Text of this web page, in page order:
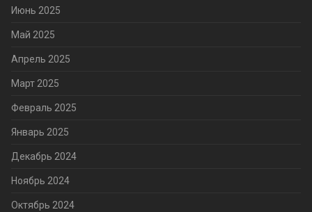
Июнь 2025
Май 2025
Апрель 2025
Март 2025
Февраль 2025
Январь 2025
Декабрь 2024
Ноябрь 2024
Октябрь 2024